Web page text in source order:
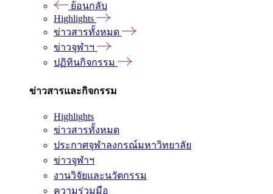
ย้อนกลับ
Highlights
ข่าวสารทั้งหมด
ข่าวจุฬาฯ
ปฏิทินกิจกรรม
ข่าวสารและกิจกรรม
Highlights
ข่าวสารทั้งหมด
ประกาศจุฬาลงกรณ์มหาวิทยาลัย
ข่าวจุฬาฯ
งานวิจัยและนวัตกรรม
ความร่วมมือ